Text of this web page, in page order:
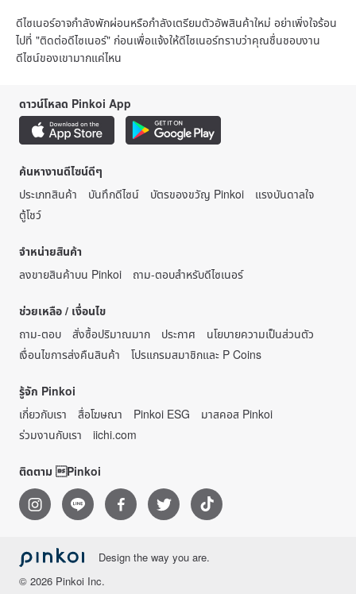
ดีไซเนอร์อาจกำลังพักผ่อนหรือกำลังเตรียมตัวอัพสินค้าใหม่ อย่าเพิ่งใจร้อน
ไปที่ "ติดต่อดีไซเนอร์" ก่อนเพื่อแจ้งให้ดีไซเนอร์ทราบว่าคุณชื่นชอบงาน
ดีไซน์ของเขามากแค่ไหน
ดาวน์โหลด Pinkoi App
ค้นหางานดีไซน์ดีๆ
ประเภทสินค้า
บันทึกดีไซน์ บัตรของขวัญ Pinkoi
แรงบันดาลใจ
ตู้โชว์
จำหน่ายสินค้า
ลงขายสินค้าบน Pinkoi
ถาม-ตอบสำหรับดีไซเนอร์
ช่วยเหลือ / เงื่อนไข
ถาม-ตอบ
สั่งซื้อปริมาณมาก ประกาศ
นโยบายความเป็นส่วนตัว
เงื่อนไขการส่งคืนสินค้า
โปรแกรมสมาชิกและ P Coins
รู้จัก Pinkoi
เกี่ยวกับเรา
สื่อโฆษณา Pinkoi ESG
มาสคอส Pinkoi
ร่วมงานกับเรา
iichi.com
ติดตาม Pinkoi
Design the way you are.
© 2026 Pinkoi Inc.